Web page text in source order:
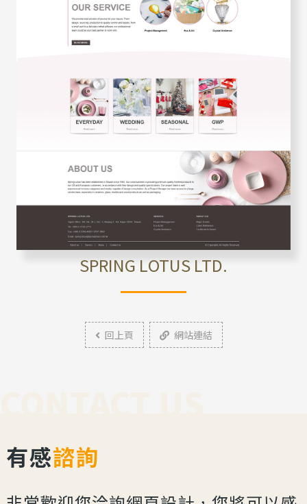
SPRING LOTUS LTD.
回上頁 網站連結
有感諮詢